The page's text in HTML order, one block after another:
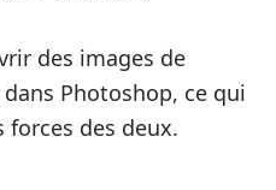
des images de
Photoshop, ce qui
des deux.